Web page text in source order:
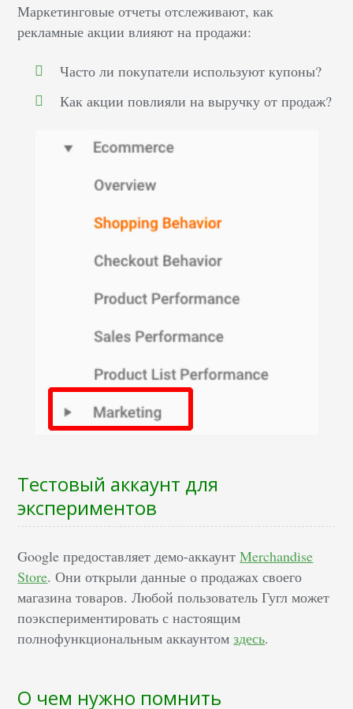
Маркетинговые отчеты отслеживают, как
рекламные акции влияют на продажи:
Часто ли покупатели используют купоны?
Как акции повлияли на выручку от продаж?
Тестовый аккаунт для
экспериментов
Google предоставляет демо-аккаунтMerchandise
Store. Они открыли данные о продажах своего
магазина товаров. Любой пользователь Гугл может
поэкспериментировать с настоящим
полнофункциональным аккаунтом здесь.
О чем нужно помнить